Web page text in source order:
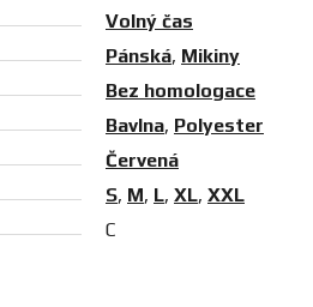
Volný čas
Pánská, Mikiny
Bez homologace
Bavlna, Polyester
Červená
S, M, L, XL, XXL
C